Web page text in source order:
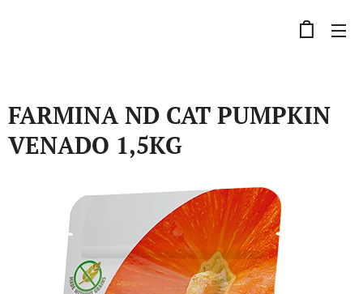
FARMINA ND CAT PUMPKIN
VENADO 1,5KG